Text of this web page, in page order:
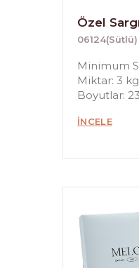
Özel
Minimum
Miktar: 3
Boyutlar:
İNCELE